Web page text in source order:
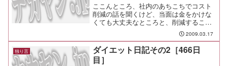
ここんところ、社内のあちこちでコスト
削減の話を聞くけど、当面は金をかけな
くても大丈夫なところと、削減すること
で失ったら容易に取り戻せないようなと
ころの区別がついてない！なんて感じる
ことも多くなってきているんだが、似た
ようなやるせない気持ちを...
2009.03.17
独り言
ダイエット日記その2［466日
目］